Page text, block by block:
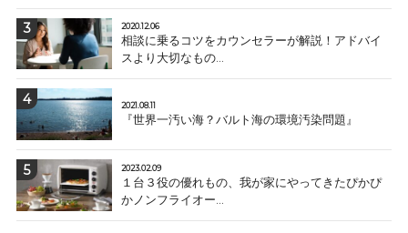
2020.12.06
相談に乗るコツをカウンセラーが解説！アドバイ
スより大切なもの...
2021.08.11
『世界一汚い海？バルト海の環境汚染問題』
2023.02.09
１台３役の優れもの、我が家にやってきたぴかぴ
かノンフライオー...